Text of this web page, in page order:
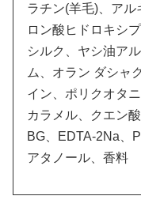
ラチン(羊毛)、ア
ロン酸ヒドロキシ
シルク、ヤシ油ア
ム、オラン ダシャ
イン、ポリクオタ
カラメル、クエン
BG、EDTA-2Na、
アタノール、香料